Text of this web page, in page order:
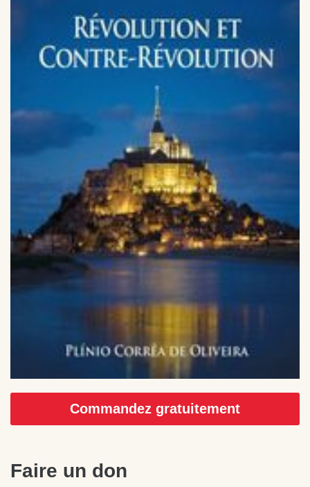
Commandez gratuitement
Faire un don